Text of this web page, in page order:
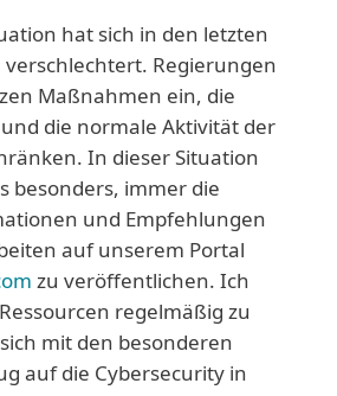
hat sich in den letzten
Regierungen
Maßnahmen ein, die
die normale Aktivität der
In dieser Situation
besonders, immer die
und Empfehlungen
auf unserem Portal
zu veröffentlichen. Ich
regelmäßig zu
mit den besonderen
auf die Cybersecurity in